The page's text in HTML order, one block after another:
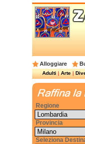
Alloggiare
Adulti|Arte|
Regione
Provincia
Seleziona